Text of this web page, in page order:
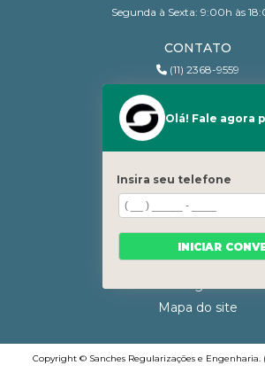
Segunda à Sexta: 9:00h às
CONTATO
(11) 2368-9559
Quem Somos
Blog
Serviços
Contato
Mapa do site
Copyright © Sanches Regularizações e Engenharia.
Olá! Fale agora
Insira seu telefone
INICIAR